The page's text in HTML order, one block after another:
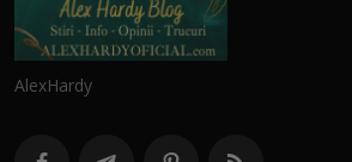
AlexHardy